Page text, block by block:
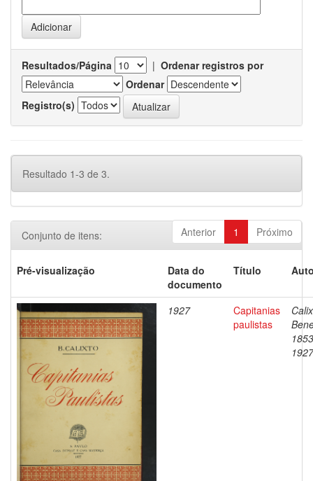
Resultados/Página | Ordenar registros por
Ordenar
Registro(s)
Resultado 1-3 de 3.
Anterior 1 Próximo
Conjunto de itens:
Pré-visualização
Data do
documento
Título
1927
Capitanias
paulistas
1927